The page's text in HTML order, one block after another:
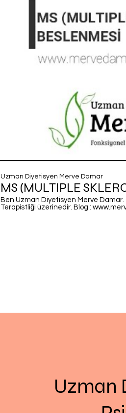
Uzman Diyetisyen Merve Damar
MS (MULTIPLE
Ben Uzman Diyetisyen Merve Damar. Çalışma alanlarım, Fonksiyonel Tıp Diyetisyenliği ve PNI
Terapistliği üzerinedir. Blog : www.mervedamar.com Instagram :
Uzman